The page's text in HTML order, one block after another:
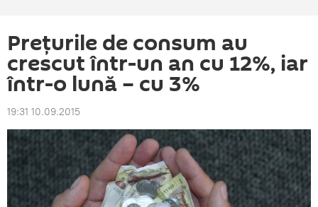
Preţurile de consum au
crescut într-un an cu 12%, iar
într-o lună – cu 3%
19:31 10.09.2015